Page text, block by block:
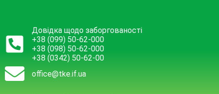
Довідка щодо заборгованості
+38 (099) 50-62-000
+38 (098) 50-62-000
+38 (0342) 50-62-00
office@tke.if.ua